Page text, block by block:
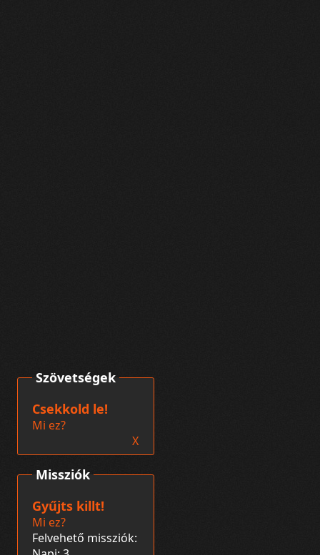
Missziók
Gyűjts killt!
Mi ez?
Felvehető missziók:
Szövetségek
Csekkold le!
Mi ez?
X